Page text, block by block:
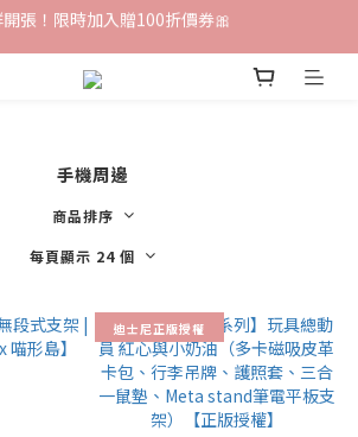
張！限時加入贈100折價券🎀
手機周邊
商品排序
每頁顯示 24 個
迪士尼正版授權